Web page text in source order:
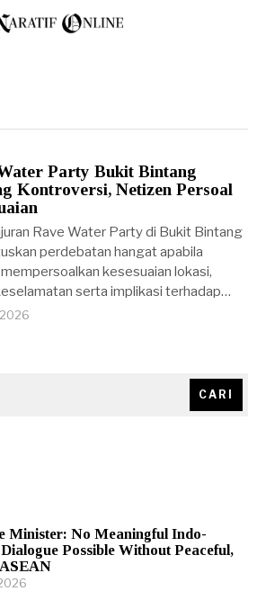
Party Bukit Bintang
Kontroversi, Netizen Persoal
Rave Water Party di Bukit Bintang
perdebatan hangat apabila
kesesuaian lokasi,
serta implikasi terhadap…
CARI
Minister: No Meaningful Indo-
Possible Without Peaceful,